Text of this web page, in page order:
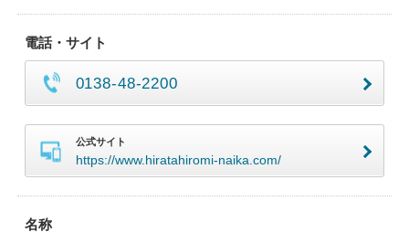
電話・サイト
0138-48-2200
公式サイト
https://www.hiratahiromi-naika.com/
名称